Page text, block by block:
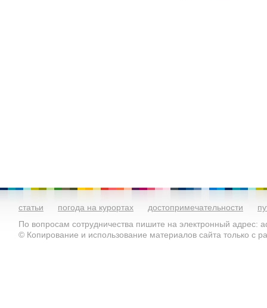
статьи погода на курортах достопримечательности
По вопросам сотрудничества пишите на электронный адрес:
© Копирование и использование материалов сайта только с